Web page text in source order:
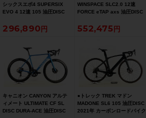
シックスエボ4 SUPERSIX
EVO 4 12速 105 油圧DISC
51サイズ ブラック
296,890
WINSPACE SLC2.0 12速
FORCE eTAP axs 油圧DISC
L(520)サイズ メタリックブル
552,475
キャニオン CANYON アルテ
ィメート ULTIMATE CF SL
DISC DURA-ACE 油圧DISC
●トレック TREK マドン
MADONE SL6 105 油圧DISC
2021年 カーボンロードバイク